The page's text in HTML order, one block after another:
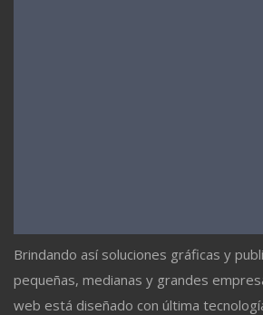
Brindando así soluciones gráficas y
pequeñas, medianas y grandes
web está diseñado con última